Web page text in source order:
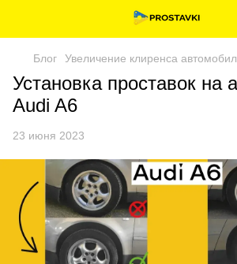
Блог Увеличение клиренса
Установка проставок на
Audi A6
23 июня 2023